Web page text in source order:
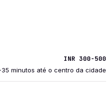
INR 300-500
35 minutos até o centro da cidade